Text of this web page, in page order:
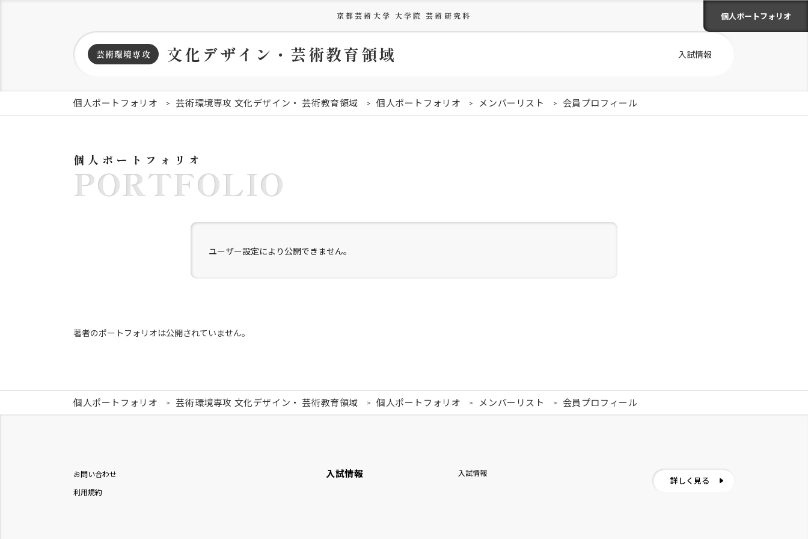
京都芸術大学 大学院 芸術研究科 個人ポートフォリオ
芸術環境専攻 文化デザイン・芸術教育領域 入試情報
個人ポートフォリオ 芸術環境専攻 文化デザイン・ 芸術教育領域 個人ポートフォリオ メンバーリスト 会員プロフィール
個人ポートフォリオ
PORTFOLIO
ユーザー設定により公開できません。
著者のポートフォリオは公開されていません。
個人ポートフォリオ 芸術環境専攻 文化デザイン・ 芸術教育領域 個人ポートフォリオ メンバーリスト 会員プロフィール
お問い合わせ
利用規約
入試情報 入試情報
詳しく見る